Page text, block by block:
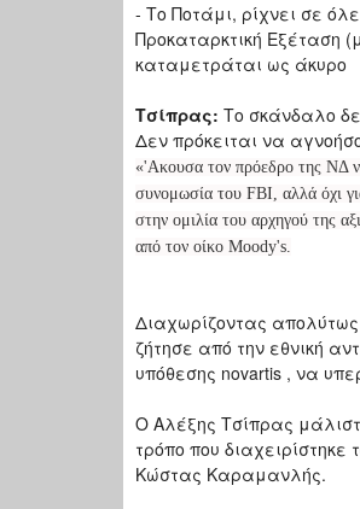
- Το Ποτάμι, ρίχνει σε
Προκαταρκτική Εξέταση
καταμετράται ως άκυρο
Τσίπρας: Το σκάνδαλο
Δεν πρόκειται να
«'Ακουσα τον πρόεδρο της ΝΔ
συνομωσία του FBI, αλλά όχι
στην ομιλία του αρχηγού της
από τον οίκο Moody's.
Διαχωρίζοντας απολύτως
ζήτησε από την εθνική
υπόθεσης novartis , να
Ο Αλέξης Τσίπρας
τρόπο που
Κώστας Καραμανλής.